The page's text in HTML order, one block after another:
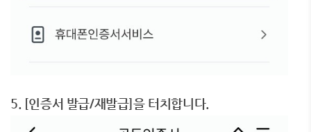
5. [인증서 발급/재발급]을 터치합니다.